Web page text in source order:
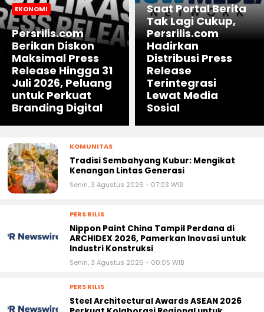
EKONOMI
Persrilis.com
Berikan Diskon
Maksimal Press
Release Hingga 31
Juli 2026, Peluang
untuk Perkuat
Branding Digital
Saat Portal Berita
Tak Lagi Cukup,
Persrilis.com
Hadirkan
Distribusi Press
Release
Terintegrasi
Lewat Media
Sosial
KOMUNITAS
Tradisi Sembahyang Kubur: Mengikat
Kenangan Lintas Generasi
Senin, 3 Agustus 2026 - 07:03 WIB
PERS RILIS
Nippon Paint China Tampil Perdana di
ARCHIDEX 2026, Pamerkan Inovasi untuk
Industri Konstruksi
Senin, 3 Agustus 2026 - 00:05 WIB
PERS RILIS
Steel Architectural Awards ASEAN 2026